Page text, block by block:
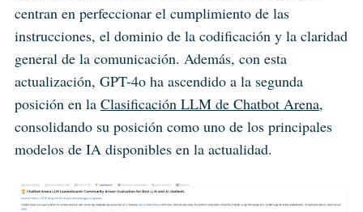
centran en perfeccionar el cumplimiento de las
instrucciones, el dominio de la codificación y la claridad
general de la comunicación. Además, con esta
actualización, GPT-4o ha ascendido a la segunda
posición en la Clasificación LLM de Chatbot Arena,
consolidando su posición como uno de los principales
modelos de IA disponibles en la actualidad.